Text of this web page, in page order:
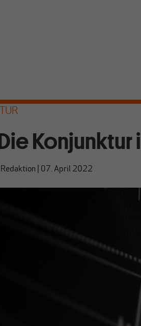
Konjunktur
07. April 2022